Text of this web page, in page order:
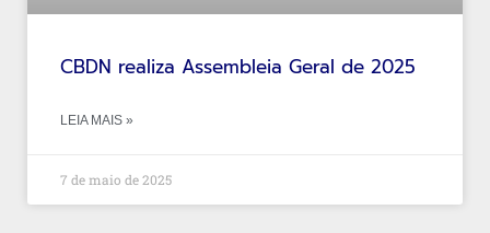
CBDN realiza Assembleia Geral de 2025
LEIA MAIS »
7 de maio de 2025